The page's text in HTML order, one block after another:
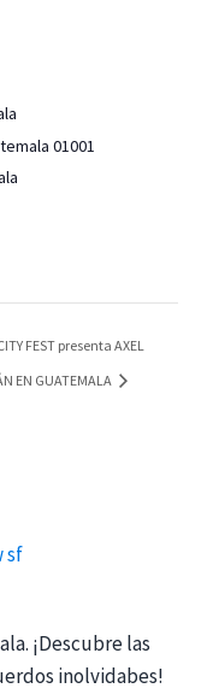
01001
FEST presenta AXEL
EN GUATEMALA
¡Descubre las
inolvidabes!